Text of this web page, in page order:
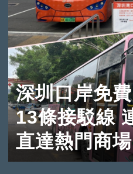
深圳口岸免
13條接駁線
直達熱門商場